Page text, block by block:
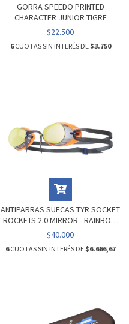
GORRA SPEEDO PRINTED
CHARACTER JUNIOR TIGRE
$22.500
6CUOTAS SIN INTERÉS DE $3.750
ANTIPARRAS SUECAS TYR SOCKET
ROCKETS 2.0 MIRROR - RAINBOW
(967)
$40.000
6CUOTAS SIN INTERÉS DE $6.666,67